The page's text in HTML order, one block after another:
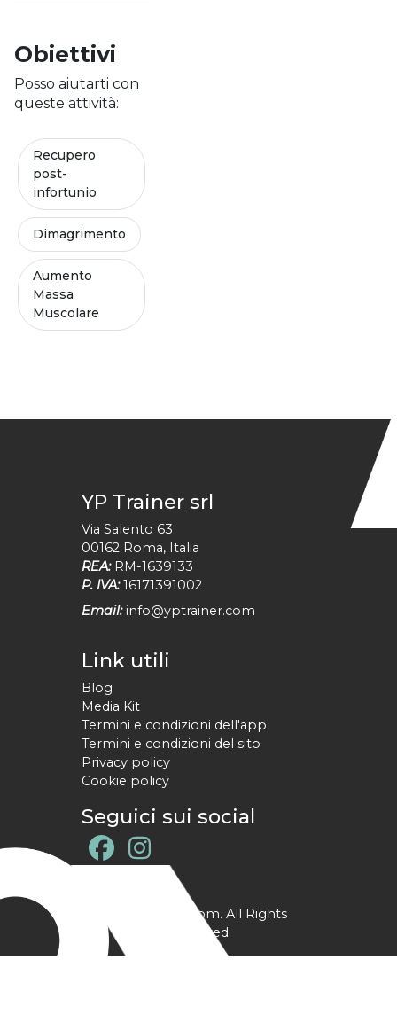
Obiettivi
Posso aiutarti con
queste attività:
Recupero
post-
infortunio
Dimagrimento
Aumento
Massa
Muscolare
YP Trainer srl
Via Salento 63
00162 Roma, Italia
REA: RM-1639133
P. IVA: 16171391002
Email: info@yptrainer.com
Link utili
Blog
Media Kit
Termini e condizioni dell'app
Termini e condizioni del sito
Privacy policy
Cookie policy
Seguici sui social
@ YPtrainer.com. All Rights
Reserved